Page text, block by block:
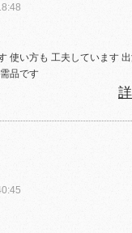
使い方も 工夫しています
品です